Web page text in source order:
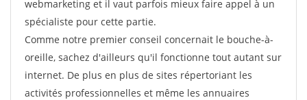
webmarketing et il vaut parfois mieux faire appel à un
spécialiste pour cette partie.
Comme notre premier conseil concernait le bouche-à-
oreille, sachez d'ailleurs qu'il fonctionne tout autant sur
internet. De plus en plus de sites répertoriant les
activités professionnelles et même les annuaires